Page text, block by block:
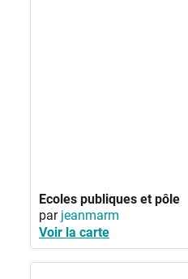
Ecoles publiques et pôle
par jeanmarm
Voir la carte